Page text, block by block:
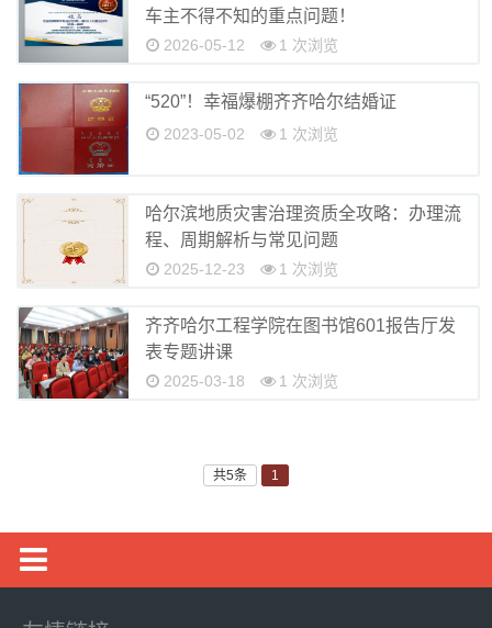
大庆做证件
鹤岗做证件
车主不得不知的重点问题！
2026-05-12 1 次浏览
“520”！幸福爆棚齐齐哈尔结婚证
2023-05-02 1 次浏览
哈尔滨地质灾害治理资质全攻略：办理流
程、周期解析与常见问题
2025-12-23 1 次浏览
齐齐哈尔工程学院在图书馆601报告厅发
表专题讲课
2025-03-18 1 次浏览
共5条 1